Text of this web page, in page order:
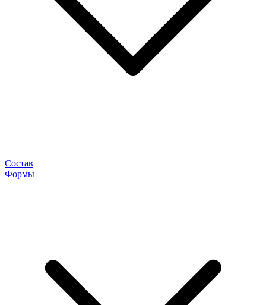
Состав
Формы